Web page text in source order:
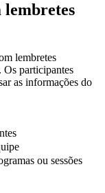
lembretes
lembretes
Os participantes
as informações do
ou sessões